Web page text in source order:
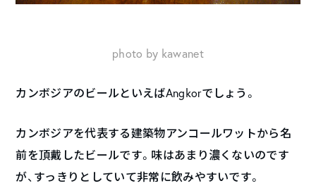
photo by kawanet
カンボジアのビールといえばAngkorでしょう。
カンボジアを代表する建築物アンコールワットから名
前を頂戴したビールです。味はあまり濃くないのです
が、すっきりとしていて非常に飲みやすいです。